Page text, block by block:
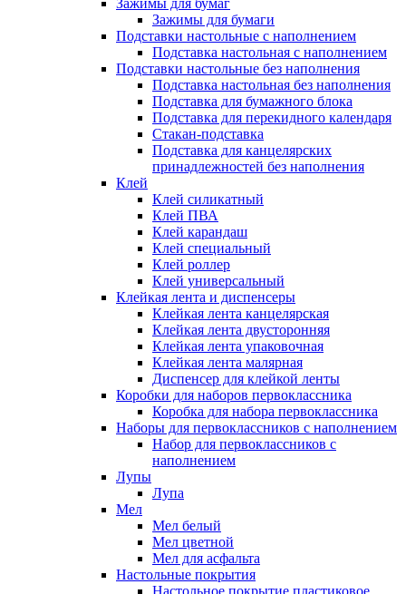
Зажимы для бумаг
Зажимы для бумаги
Подставки настольные с наполнением
Подставка настольная с наполнением
Подставки настольные без наполнения
Подставка настольная без наполнения
Подставка для бумажного блока
Подставка для перекидного календаря
Стакан-подставка
Подставка для канцелярских
принадлежностей без наполнения
Клей
Клей силикатный
Клей ПВА
Клей карандаш
Клей специальный
Клей роллер
Клей универсальный
Клейкая лента и диспенсеры
Клейкая лента канцелярская
Клейкая лента двусторонняя
Клейкая лента упаковочная
Клейкая лента малярная
Диспенсер для клейкой ленты
Коробки для наборов первоклассника
Коробка для набора первоклассника
Наборы для первоклассников с наполнением
Набор для первоклассников с
наполнением
Лупы
Лупа
Мел
Мел белый
Мел цветной
Мел для асфальта
Настольные покрытия
Настольное покрытие пластиковое